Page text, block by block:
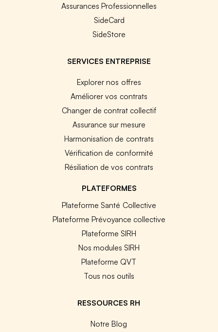
Assurances Professionnelles
SideCard
SideStore
SERVICES ENTREPRISE
Explorer nos offres
Améliorer vos contrats
Changer de contrat collectif
Assurance sur mesure
Harmonisation de contrats
Vérification de conformité
Résiliation de vos contrats
PLATEFORMES
Plateforme Santé Collective
Plateforme Prévoyance collective
Plateforme SIRH
Nos modules SIRH
Plateforme QVT
Tous nos outils
RESSOURCES RH
Notre Blog